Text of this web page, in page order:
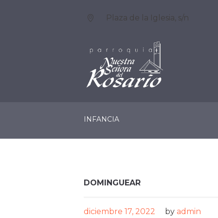
Plaza de la Iglesia, s/n
LA PARROQUIA
INFANCIA
DOMINGUEAR
diciembre 17, 2022 by admin